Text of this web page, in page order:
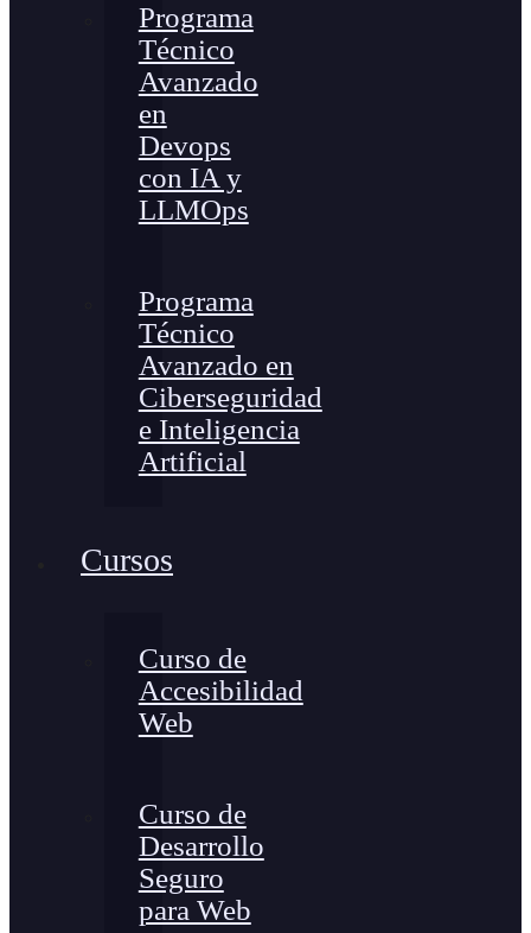
Programa
Técnico
Avanzado
en
Devops
con IA y
LLMOps
Programa
Técnico
Avanzado en
Ciberseguridad
e Inteligencia
Artificial
Cursos
Curso de
Accesibilidad
Web
Curso de
Desarrollo
Seguro
para Web